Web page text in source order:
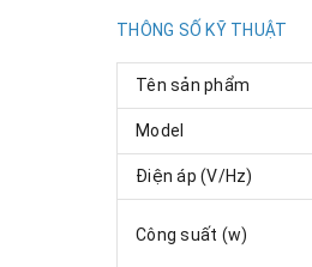
THÔNG SỐ KỸ THUẬT
Tên sản phẩm
Model
Điện áp (V/Hz)
Công suất (w)